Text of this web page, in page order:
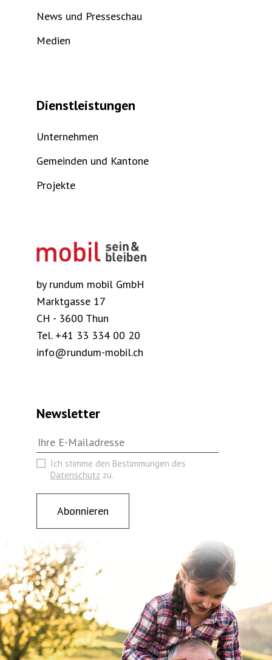
by rundum mobil GmbH
Marktgasse 17
CH - 3600 Thun
Tel. +41 33 334 00 20
info@rundum-mobil.ch
News und Presseschau
Medien
Dienstleistungen
Unternehmen
Gemeinden und Kantone
Projekte
Newsletter
Ich stimme den Bestimmungen des
Datenschutz zu.
Abonnieren